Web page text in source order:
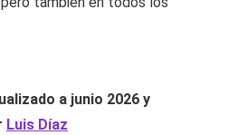
a junio 2026 y
Luis Díaz